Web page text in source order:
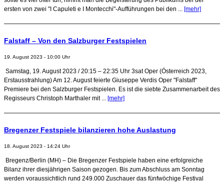
ersten von zwei "I Capuleti e I Montecchi"-Aufführungen bei den ... [mehr]
Falstaff – Von den Salzburger Festspielen
19. August 2023 - 10:00 Uhr
Samstag, 19. August 2023 / 20:15 – 22:35 Uhr 3sat Oper (Österreich 2023,
Erstausstrahlung) Am 12. August feierte Giuseppe Verdis Oper "Falstaff"
Premiere bei den Salzburger Festspielen. Es ist die siebte Zusammenarbeit des
Regisseurs Christoph Marthaler mit ... [mehr]
Bregenzer Festspiele bilanzieren hohe Auslastung
18. August 2023 - 14:24 Uhr
Bregenz/Berlin (MH) – Die Bregenzer Festspiele haben eine erfolgreiche
Bilanz ihrer diesjährigen Saison gezogen. Bis zum Abschluss am Sonntag
werden voraussichtlich rund 249.000 Zuschauer das fünfwöchige Festival